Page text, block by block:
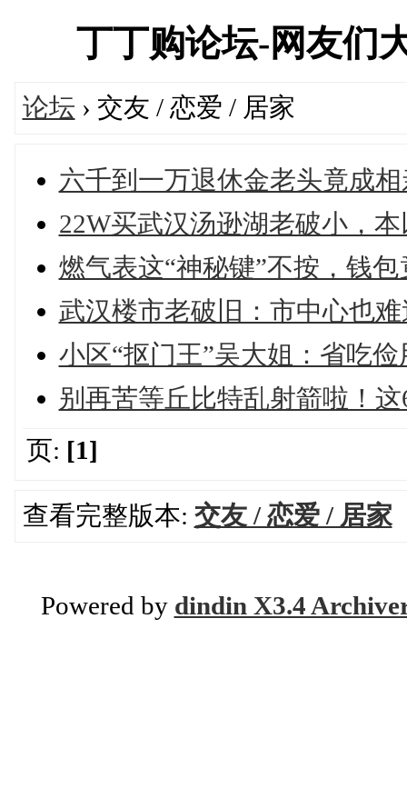
丁丁购论坛-网友们
论坛 › 交友 / 恋爱 / 居家
六千到一万退休金老头竟成
22W买武汉汤逊湖老破小，
燃气表这“神秘键”不按，钱
武汉楼市老破旧：市中心也
小区“抠门王”吴大姐：省吃
别再苦等丘比特乱射箭啦！
页: [1]
查看完整版本: 交友 / 恋爱 / 居家
Powered by dindin X3.4